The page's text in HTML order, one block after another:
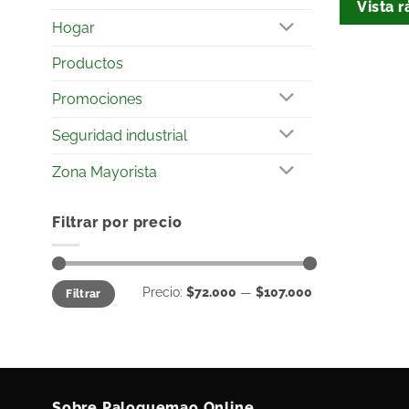
Hogar
Productos
Promociones
Seguridad industrial
Zona Mayorista
Filtrar por precio
Filtrar Precio: $72.000 — $107.000
Vista